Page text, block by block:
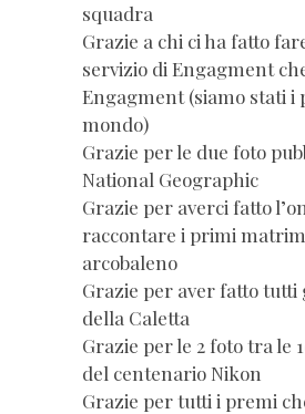
squadra
Grazie a chi ci ha fatto
servizio di Engagment
Engagment (siamo stati i
mondo)
Grazie per le due foto
National Geographic
Grazie per averci fatto
raccontare i primi
arcobaleno
Grazie per aver fatto tutti
della Caletta
Grazie per le 2 foto tra le
del centenario Nikon
Grazie per tutti i premi